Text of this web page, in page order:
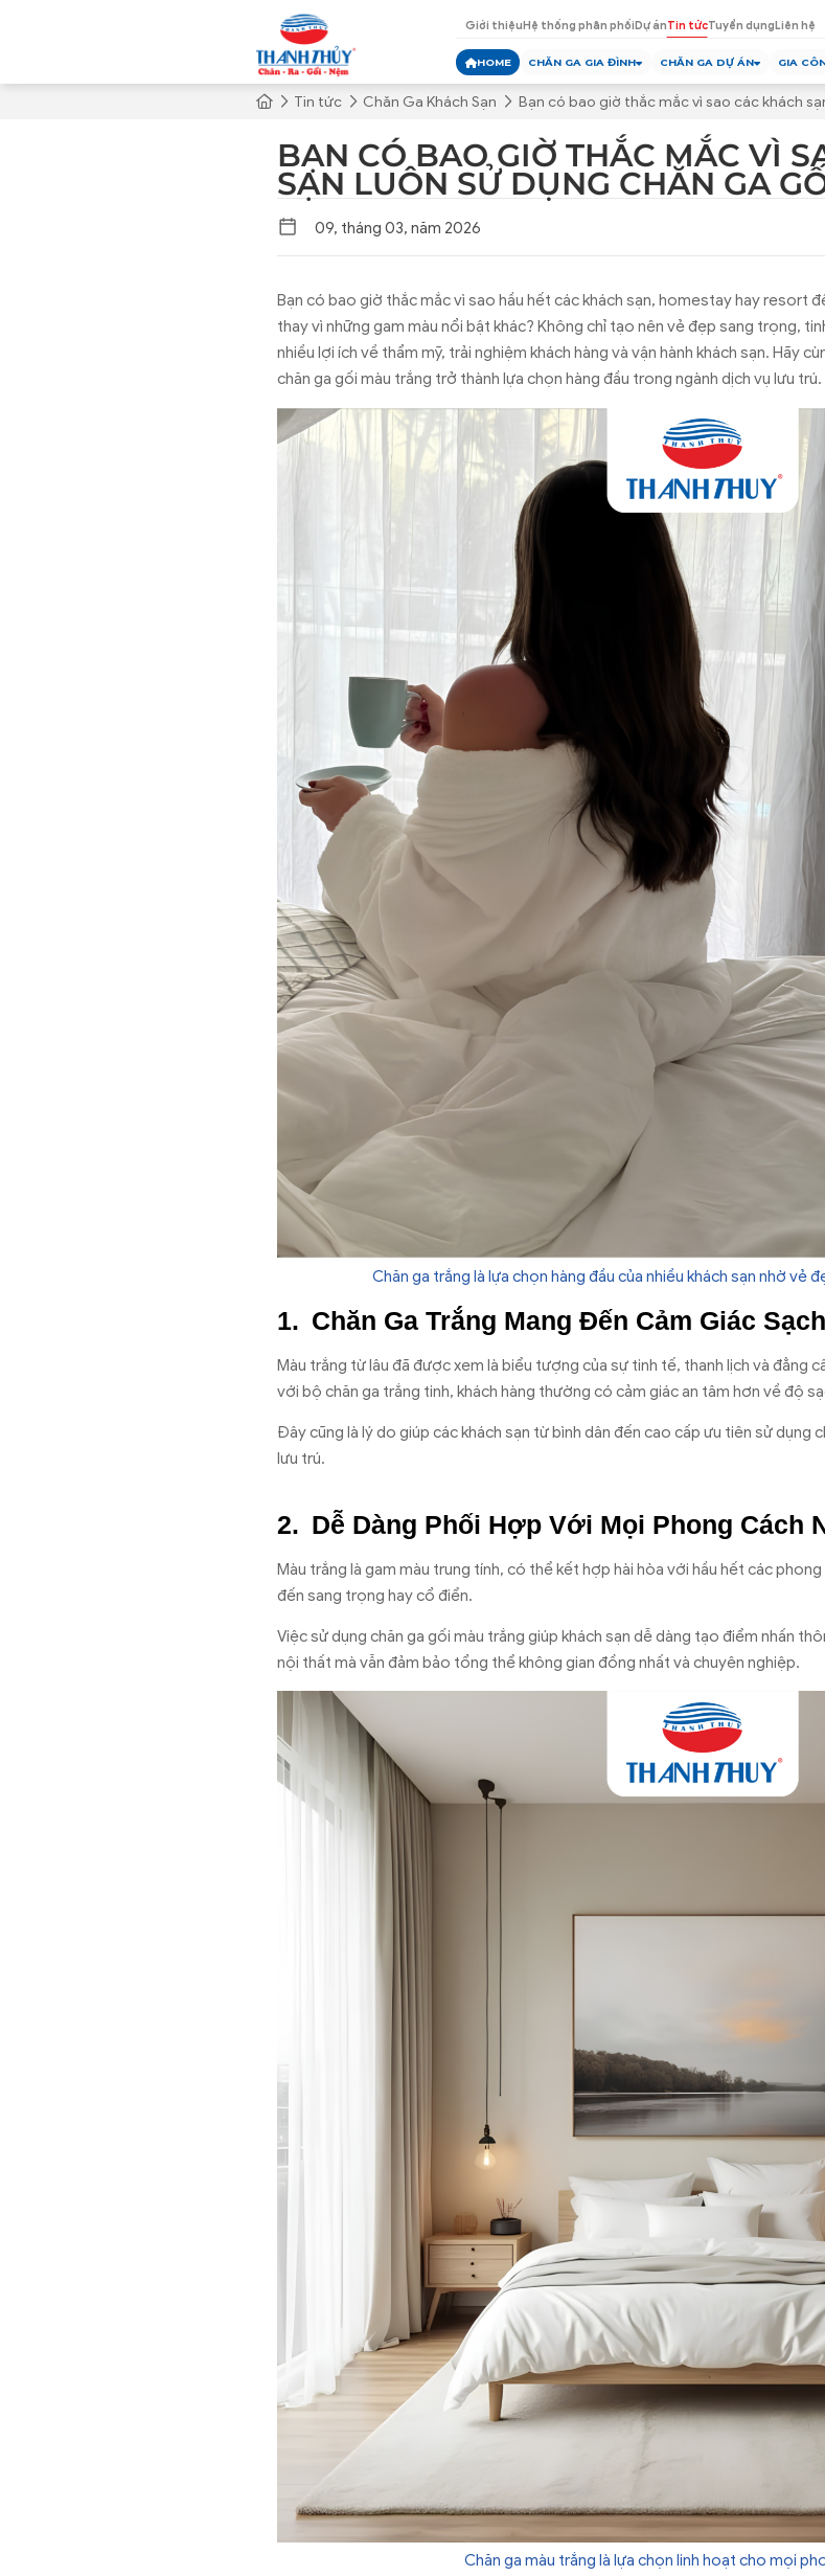
Giới thiệuHệ thống phân phốiDự ánTin tứcTuyển dụngLiên hệ
HOME CHĂN GA GIA ĐÌNH CHĂN GA DỰ ÁN GIA
Tin tức Chăn Ga Khách Sạn Bạn có bao giờ thắc mắc vì sao các khách
BẠN CÓ BAO GIỜ THẮC MẮC VÌ
SẠN LUÔN SỬ DỤNG CHĂN GA
09, tháng 03, năm 2026
Bạn có bao giờ thắc mắc vì sao hầu hết các khách sạn, homestay hay resort
thay vì những gam màu nổi bật khác? Không chỉ tạo nên vẻ đẹp sang trọng,
nhiều lợi ích về thẩm mỹ, trải nghiệm khách hàng và vận hành khách sạn. Hãy
chăn ga gối màu trắng trở thành lựa chọn hàng đầu trong ngành dịch vụ lưu trú.
Chăn ga trắng là lựa chọn hàng đầu của nhiều khách sạn nhờ vẻ
Chăn Ga Trắng Mang Đến Cảm Giác
Màu trắng từ lâu đã được xem là biểu tượng của sự tinh tế, thanh lịch và đẳng
với bộ chăn ga trắng tinh, khách hàng thường có cảm giác an tâm hơn về độ
Đây cũng là lý do giúp các khách sạn từ bình dân đến cao cấp ưu tiên sử dụng
lưu trú.
Dễ Dàng Phối Hợp Với Mọi Phong Cách
Màu trắng là gam màu trung tính, có thể kết hợp hài hòa với hầu hết các
đến sang trọng hay cổ điển.
Việc sử dụng chăn ga gối màu trắng giúp khách sạn dễ dàng tạo điểm nhấn
nội thất mà vẫn đảm bảo tổng thể không gian đồng nhất và chuyên nghiệp.
Chăn ga màu trắng là lựa chọn linh hoạt cho mọi